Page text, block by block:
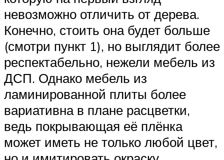
невозможно отличить от дерева.
Конечно, стоить она будет больше
(смотри пункт 1), но выглядит более
респектабельно, нежели мебель из
ДСП. Однако мебель из
ламинированной плиты более
вариативна в плане расцветки,
ведь покрывающая её плёнка
может иметь не только любой цвет,